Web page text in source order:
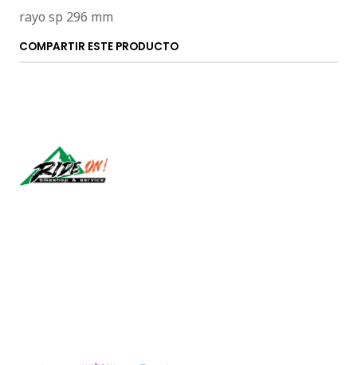
rayo sp 296 mm
COMPARTIR ESTE PRODUCTO